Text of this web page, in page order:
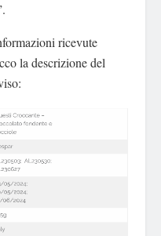
ricevute
la descrizione del